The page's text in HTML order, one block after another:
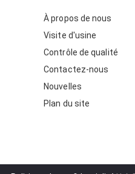
À propos de nous
Visite d'usine
Contrôle de qualité
Contactez-nous
Nouvelles
Plan du site